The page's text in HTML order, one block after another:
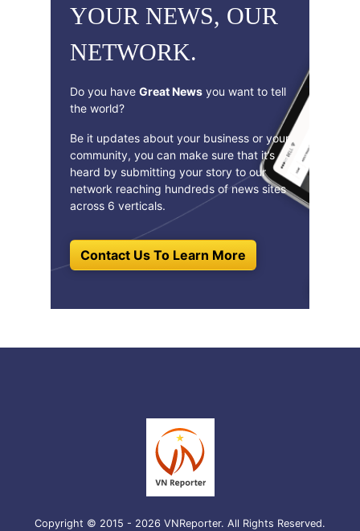
YOUR NEWS, OUR
NETWORK.
Do you have Great News you want to tell
the world?
Be it updates about your business or your
community, you can make sure that it’s
heard by submitting your story to our
network reaching hundreds of news sites
across 6 verticals.
Contact Us To Learn More
Copyright © 2015 - 2026 VNReporter. All Rights Reserved.